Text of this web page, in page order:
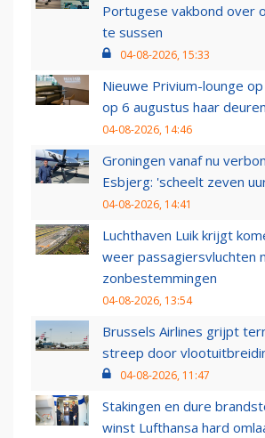
Portugese vakbond over
te sussen
04-08-2026, 15:33
Nieuwe Privium-lounge
op 6 augustus haar deuren
04-08-2026, 14:46
Groningen vanaf nu
Esbjerg: 'scheelt zeven
04-08-2026, 14:41
Luchthaven Luik krijgt
weer passagiersvluchten
zonbestemmingen
04-08-2026, 13:54
Brussels Airlines grijpt
streep door
04-08-2026, 11:47
Stakingen en dure
winst Lufthansa hard